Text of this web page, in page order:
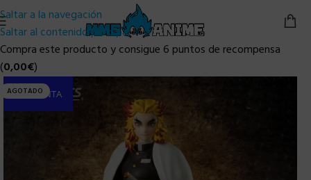
Saltar a la navegación
Saltar al contenido principal
Compra este producto y consigue 6 puntos de recompensa
(0,00€)
AGOTADO
PRE-VENTA